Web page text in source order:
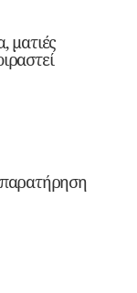
ματιές
παρατήρηση